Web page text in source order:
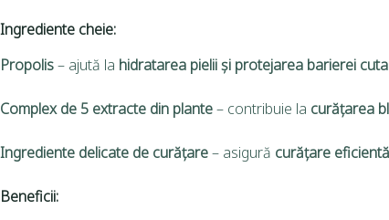
Ingrediente cheie:
Propolis– ajută la hidratarea pielii și protejarea barierei
Complex de 5 extracte din plante– contribuie la curățarea
Ingrediente delicate de curățare– asigură curățare
Beneficii: